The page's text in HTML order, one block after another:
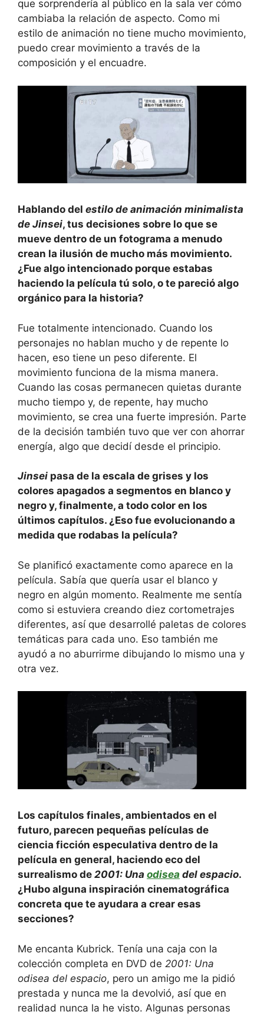
que sorprendería al público en la sala ver cómo
cambiaba la relación de aspecto. Como mi
estilo de animación no tiene mucho movimiento,
puedo crear movimiento a través de la
composición y el encuadre.
Hablando del estilo de animación minimalista
de Jinsei, tus decisiones sobre lo que se
mueve dentro de un fotograma a menudo
crean la ilusión de mucho más movimiento.
¿Fue algo intencionado porque estabas
haciendo la película tú solo, o te pareció algo
orgánico para la historia?
Fue totalmente intencionado. Cuando los
personajes no hablan mucho y de repente lo
hacen, eso tiene un peso diferente. El
movimiento funciona de la misma manera.
Cuando las cosas permanecen quietas durante
mucho tiempo y, de repente, hay mucho
movimiento, se crea una fuerte impresión. Parte
de la decisión también tuvo que ver con ahorrar
energía, algo que decidí desde el principio.
Jinsei pasa de la escala de grises y los
colores apagados a segmentos en blanco y
negro y, finalmente, a todo color en los
últimos capítulos. ¿Eso fue evolucionando a
medida que rodabas la película?
Se planificó exactamente como aparece en la
película. Sabía que quería usar el blanco y
negro en algún momento. Realmente me sentía
como si estuviera creando diez cortometrajes
diferentes, así que desarrollé paletas de colores
temáticas para cada uno. Eso también me
ayudó a no aburrirme dibujando lo mismo una y
otra vez.
Los capítulos finales, ambientados en el
futuro, parecen pequeñas películas de
ciencia ficción especulativa dentro de la
película en general, haciendo eco del
surrealismo de 2001: Una odisea del espacio.
¿Hubo alguna inspiración cinematográfica
concreta que te ayudara a crear esas
secciones?
Me encanta Kubrick. Tenía una caja con la
colección completa en DVD de 2001: Una
odisea del espacio, pero un amigo me la pidió
prestada y nunca me la devolvió, así que en
realidad nunca la he visto. Algunas personas